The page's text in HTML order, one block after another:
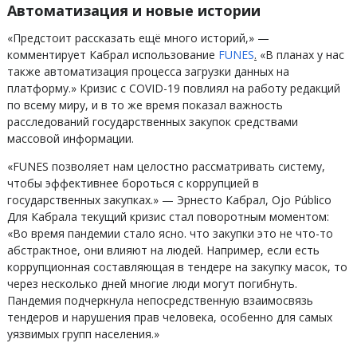
Автоматизация и новые истории
«Предстоит рассказать ещё много историй,» —
комментирует Кабрал использование FUNES. «В планах у нас
также автоматизация процесса загрузки данных на
платформу.» Кризис с COVID-19 повлиял на работу редакций
по всему миру, и в то же время показал важность
расследований государственных закупок средствами
массовой информации.
«FUNES позволяет нам целостно рассматривать систему,
чтобы эффективнее бороться с коррупцией в
государственных закупках.» — Эрнесто Кабрал, Ojo Público
Для Кабрала текущий кризис стал поворотным моментом:
«Во время пандемии стало ясно. что закупки это не что-то
абстрактное, они влияют на людей. Например, если есть
коррупционная составляющая в тендере на закупку масок, то
через несколько дней многие люди могут погибнуть.
Пандемия подчеркнула непосредственную взаимосвязь
тендеров и нарушения прав человека, особенно для самых
уязвимых групп населения.»